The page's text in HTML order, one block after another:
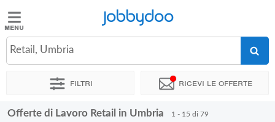
Jobbydoo
Offerte
Jobbydoo
Retail, Umbria
Filtri Ricevi le offerte
Offerte di Lavoro Retail in Umbria 1 - 15 di 79